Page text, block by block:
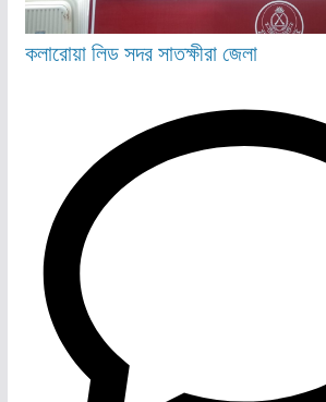
কলারোয়ালিডসদরসাতক্ষীরা জেলা